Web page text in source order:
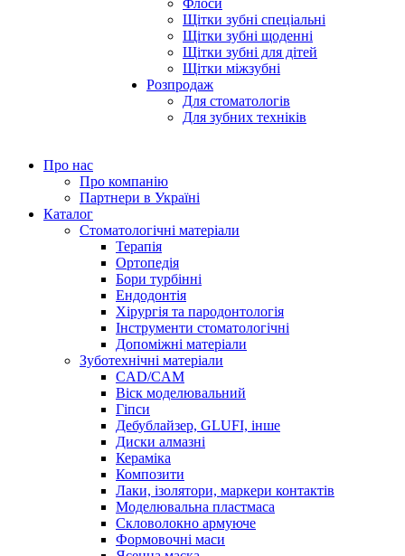
Флоси
Щітки зубні спеціальні
Щітки зубні щоденні
Щітки зубні для дітей
Щітки міжзубні
Розпродаж
Для стоматологів
Для зубних техніків
Про нас
Про компанію
Партнери в Україні
Каталог
Стоматологічні матеріали
Терапія
Ортопедія
Бори турбінні
Ендодонтія
Хірургія та пародонтологія
Інструменти стоматологічні
Допоміжні матеріали
Зуботехнічні матеріали
CAD/CAM
Віск моделювальний
Гіпси
Дебублайзер, GLUFI, інше
Диски алмазні
Кераміка
Композити
Лаки, ізолятори, маркери контактів
Моделювальна пластмаса
Скловолокно армуюче
Формовочні маси